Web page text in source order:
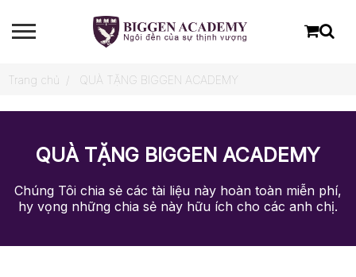
Trang chủ QUÀ TẶNG BIGGEN ACADEMY
QUÀ TẶNG BIGGEN ACADEMY
Chúng Tôi chia sẻ các tài liệu này hoàn toàn miễn phí,
hy vọng những chia sẻ này hữu ích cho các anh chị.